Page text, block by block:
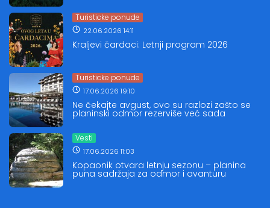
Turisticke ponude
22.06.2026 14:11
Kraljevi čardaci: Letnji program 2026
Turisticke ponude
17.06.2026 19:10
Ne čekajte avgust, ovo su razlozi zašto se
planinski odmor rezerviše već sada
Vesti
17.06.2026 11:03
Kopaonik otvara letnju sezonu – planina
puna sadržaja za odmor i avanturu